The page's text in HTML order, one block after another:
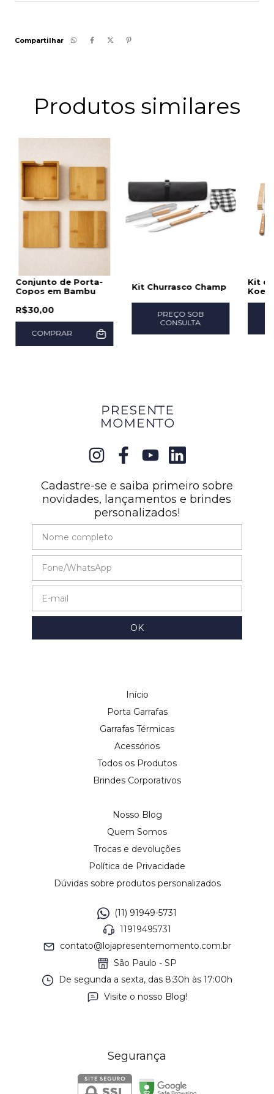
Compartilhar
Produtos similares
Conjunto de Porta-
Copos em Bambu
R$30,00
COMPRAR
Kit Churrasco Champ
PREÇO SOB
CONSULTA
Kit
Cadastre-se e saiba primeiro sobre
novidades, lançamentos e brindes
personalizados!
Início
Porta Garrafas
Garrafas Térmicas
Acessórios
Todos os Produtos
Brindes Corporativos
Nosso Blog
Quem Somos
Trocas e devoluções
Política de Privacidade
Dúvidas sobre produtos personalizados
(11) 91949-5731
11919495731
contato@lojapresentemomento.com.br
São Paulo - SP
De segunda a sexta, das 8:30h às 17:00h
Visite o nosso Blog!
Segurança